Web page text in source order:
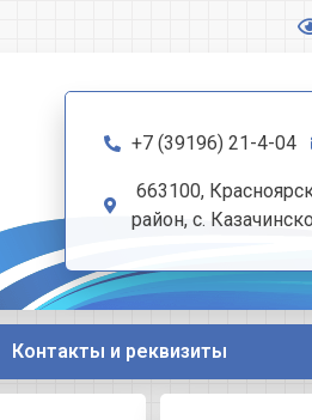
+7 (39196) 21-4-04
663100,
район, с.
Контакты и реквизиты